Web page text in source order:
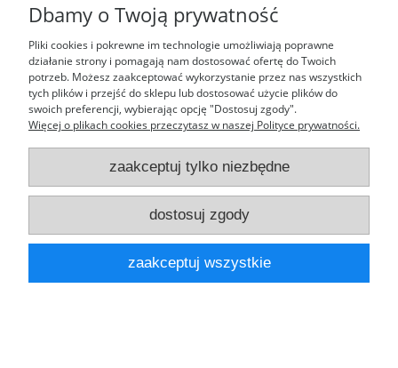
Laufparts
pokaż pełną wersję strony
Sklep internetowy Shoper.pl
Dbamy o Twoją prywatność
Pliki cookies i pokrewne im technologie umożliwiają poprawne
działanie strony i pomagają nam dostosować ofertę do Twoich
potrzeb. Możesz zaakceptować wykorzystanie przez nas wszystkich
tych plików i przejść do sklepu lub dostosować użycie plików do
swoich preferencji, wybierając opcję "Dostosuj zgody".
Więcej o plikach cookies przeczytasz w naszej Polityce prywatności.
zaakceptuj tylko niezbędne
dostosuj zgody
zaakceptuj wszystkie